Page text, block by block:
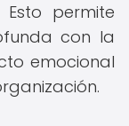
permite
con la
emocional